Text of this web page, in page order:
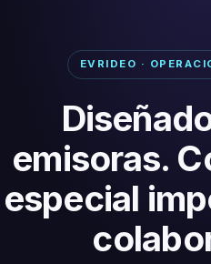
EVRIDEO ·
emisoras.
especial